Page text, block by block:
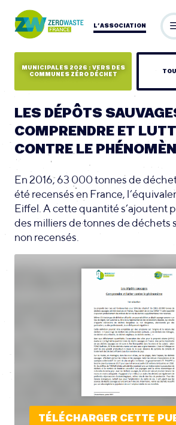
L’ASSOCIATION
MUNICIPALES 2026 : VERS DES
COMMUNES ZÉRO DÉCHET
LES DÉPÔTS
COMPRENDRE ET
CONTRE LE
En 2016, 63 000 tonnes de
été recensés en France,
Eiffel. A cette quantité s’ajoutent
des milliers de tonnes de déchets
non recensés.
TÉLÉCHARGER CETTE